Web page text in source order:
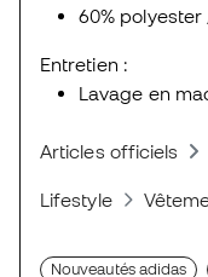
60%
Entretien :
Lavage en
Articles officiels
Lifestyle
Nouveautés adidas